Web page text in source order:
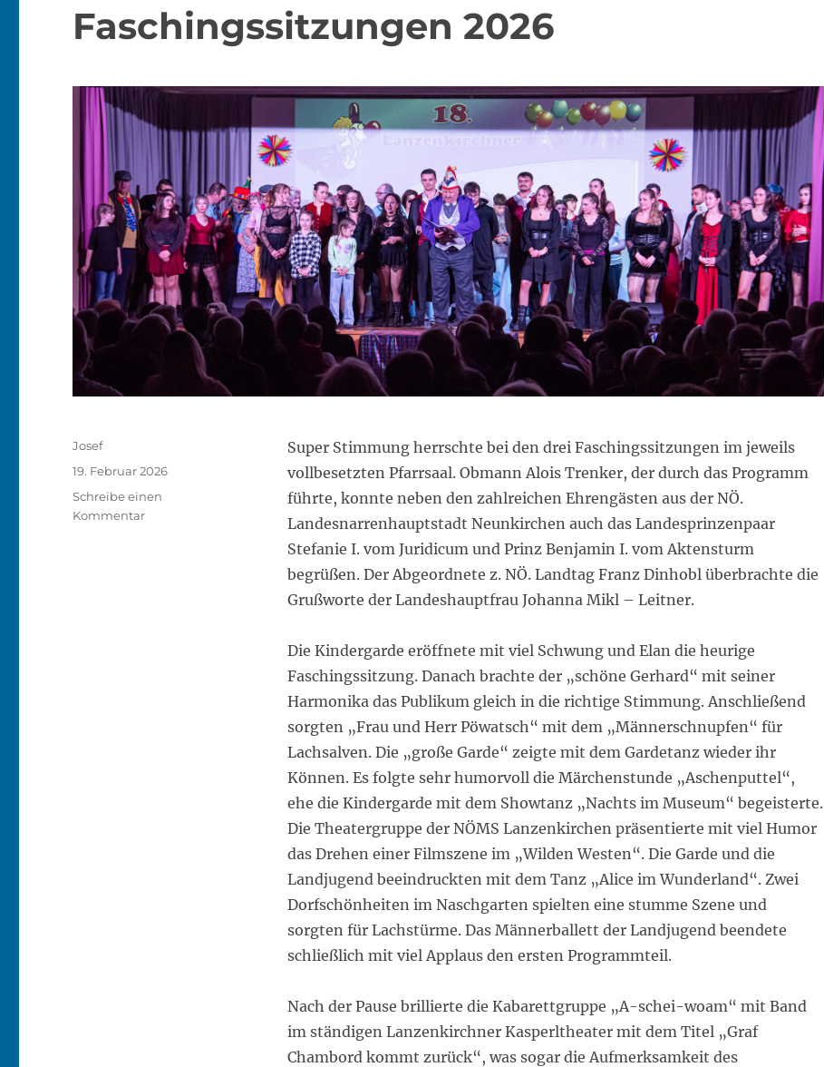
Faschingssitzungen 2026
Super Stimmung herrschte bei den drei Faschingssitzungen im jeweils
vollbesetzten Pfarrsaal. Obmann Alois Trenker, der durch das Programm
führte, konnte neben den zahlreichen Ehrengästen aus der NÖ.
Landesnarrenhauptstadt Neunkirchen auch das Landesprinzenpaar
Stefanie I. vom Juridicum und Prinz Benjamin I. vom Aktensturm
begrüßen. Der Abgeordnete z. NÖ. Landtag Franz Dinhobl überbrachte die
Grußworte der Landeshauptfrau Johanna Mikl – Leitner.
Die Kindergarde eröffnete mit viel Schwung und Elan die heurige
Faschingssitzung. Danach brachte der „schöne Gerhard“ mit seiner
Harmonika das Publikum gleich in die richtige Stimmung. Anschließend
sorgten „Frau und Herr Pöwatsch“ mit dem „Männerschnupfen“ für
Lachsalven. Die „große Garde“ zeigte mit dem Gardetanz wieder ihr
Können. Es folgte sehr humorvoll die Märchenstunde „Aschenputtel“,
ehe die Kindergarde mit dem Showtanz „Nachts im Museum“ begeisterte.
Die Theatergruppe der NÖMS Lanzenkirchen präsentierte mit viel Humor
das Drehen einer Filmszene im „Wilden Westen“. Die Garde und die
Landjugend beeindruckten mit dem Tanz „Alice im Wunderland“. Zwei
Dorfschönheiten im Naschgarten spielten eine stumme Szene und
sorgten für Lachstürme. Das Männerballett der Landjugend beendete
schließlich mit viel Applaus den ersten Programmteil.
Nach der Pause brillierte die Kabarettgruppe „A-schei-woam“ mit Band
im ständigen Lanzenkirchner Kasperltheater mit dem Titel „Graf
Chambord kommt zurück“, was sogar die Aufmerksamkeit des
Autor
Josef
Veröffentlicht
am
19. Februar 2026
Schreibe einen
Kommentarzu